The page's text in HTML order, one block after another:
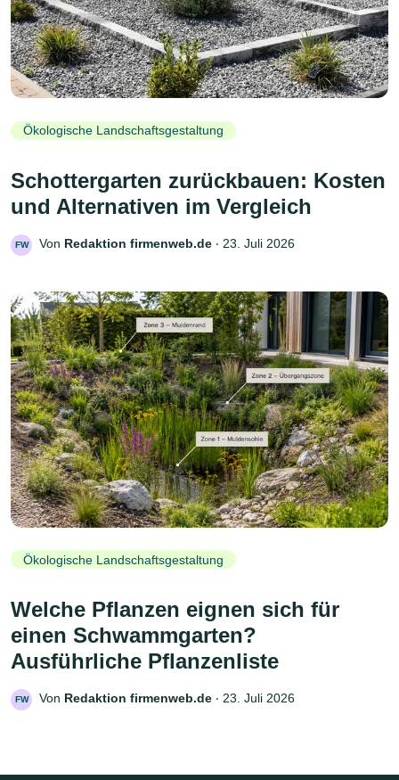
Ökologische Landschaftsgestaltung
Schottergarten zurückbauen: Kosten
und Alternativen im Vergleich
FW Von Redaktion firmenweb.de ‧ 23. Juli 2026
Ökologische Landschaftsgestaltung
Welche Pflanzen eignen sich für
einen Schwammgarten?
Ausführliche Pflanzenliste
FW Von Redaktion firmenweb.de ‧ 23. Juli 2026